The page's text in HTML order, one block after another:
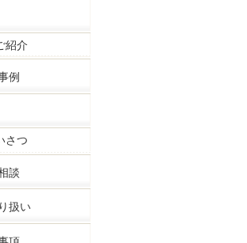
紹介
例
さつ
談
扱い